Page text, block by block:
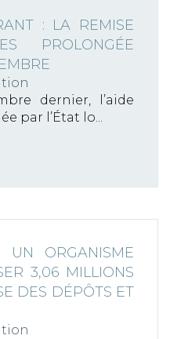
: LA REMISE
PROLONGÉE
dernier, l’aide
par l’État lo...
ORGANISME
3,06 MILLIONS
DES DÉPÔTS ET